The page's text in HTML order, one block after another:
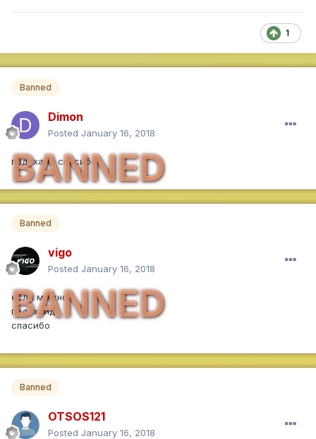
1
Banned
Dimon
Posted January 16, 2018
BANNED
под хайд спасибо
Banned
vigo
Posted January 16, 2018
BANNED
если можно,
под хайд
спасибо
Banned
OTSOS121
Posted January 16, 2018